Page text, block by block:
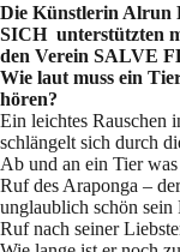
Die Künstlerin Alrun
SICH unterstützten
den Verein SALVE
Wie laut muss ein
hören?
Ein leichtes Rauschen
schlängelt sich durch
Ab und an ein Tier
Ruf des Araponga –
unglaublich schön sein
Ruf nach seiner